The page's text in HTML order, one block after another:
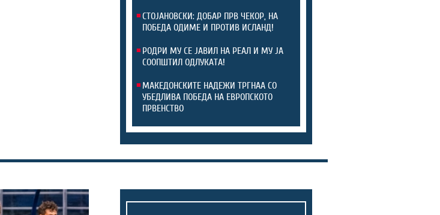
СТОЈАНОВСКИ: ДОБАР ПРВ ЧЕКОР, НА
ПОБЕДА ОДИМЕ И ПРОТИВ ИСЛАНД!
РОДРИ МУ СЕ ЈАВИЛ НА РЕАЛ И МУ ЈА
СООПШТИЛ ОДЛУКАТА!
МАКЕДОНСКИТЕ НАДЕЖИ ТРГНАА СО
УБЕДЛИВА ПОБЕДА НА ЕВРОПСКОТО
ПРВЕНСТВО